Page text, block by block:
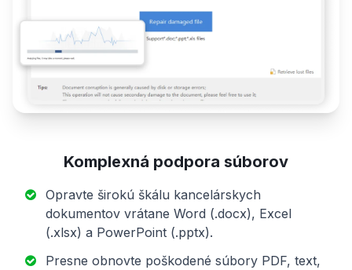
Komplexná podpora súborov
Opravte širokú škálu kancelárskych
dokumentov vrátane Word (.docx), Excel
(.xlsx) a PowerPoint (.pptx).
Presne obnovte poškodené súbory PDF, text,